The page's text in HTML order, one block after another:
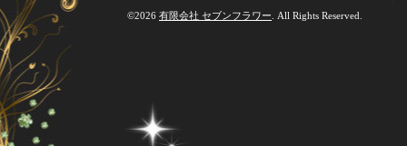
©2026 有限会社 セブンフラワー . All Rights Reserved.